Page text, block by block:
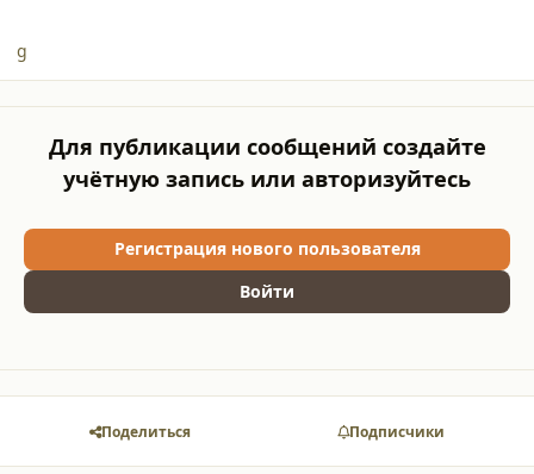
g
Для публикации сообщений создайте
учётную запись или авторизуйтесь
Регистрация нового пользователя
Войти
Поделиться Подписчики